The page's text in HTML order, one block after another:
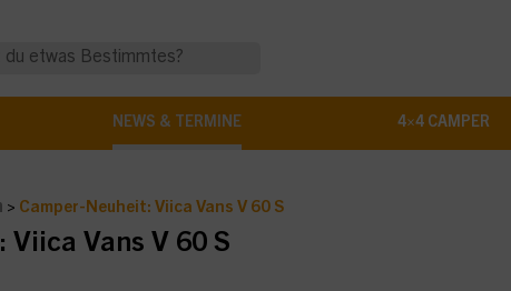
NEWS & TERMINE 4×4 CAMPER
> Camper-Neuheit: Viica Vans V 60 S
Viica Vans V 60 S